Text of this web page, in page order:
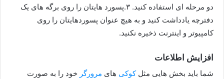
دو مرحله ای استفاده کنید. ۳.پسورد هایتان را روی برگه های یک
دفترچه یادداشت کنید و به هیچ عنوان پسوردهایتان را روی
کامپیوتر و اینترنت ذخیره نکنید.
افزایش اطلاعات
شما باید بخش هایی مثلکوکی های مرورگر خود را به صورت